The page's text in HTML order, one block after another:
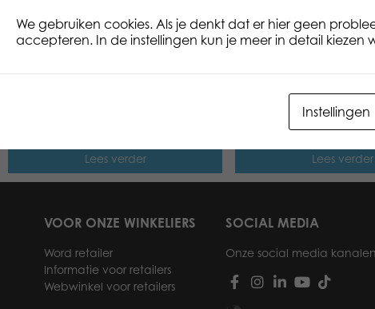
Lees verder
Lumo Stars Bear Camo
Lees verder
VOOR ONZE WINKELIERS
Word retailer
Informatie voor retailers
Webwinkel voor retailers
SOCIAL MEDIA
Onze social media kanalen
We gebruiken cookies. Als je denkt dat er hier geen
accepteren. In de instellingen kun je meer in detail kiezen
Instellingen